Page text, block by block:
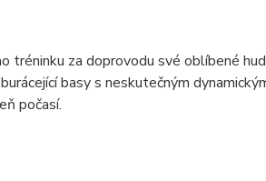
za doprovodu své oblíbené
basy s neskutečným
počasí.